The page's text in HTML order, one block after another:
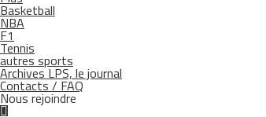
Basketball
NBA
F1
Tennis
autres sports
Archives LPS, le journal
Contacts / FAQ
Nous rejoindre